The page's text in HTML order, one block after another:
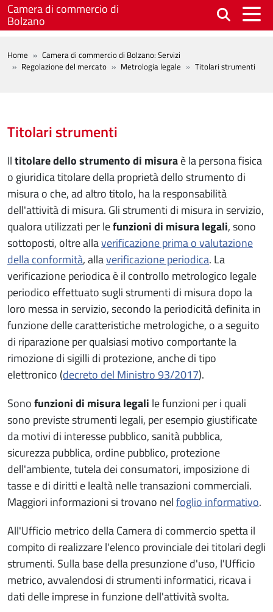
Salta al contenuto principale
Camera di commercio di
Bolzano
BREADCRUMB
Home
Camera di commercio di Bolzano: Servizi
Regolazione del mercato
Metrologia legale Titolari strumenti
Titolari strumenti
Iltitolare dello strumento di misuraè la persona fisica
o giuridica titolare della proprietà dello strumento di
misura o che, ad altro titolo, ha la responsabilità
dell'attività di misura. Gli strumenti di misura in servizio,
qualora utilizzati per lefunzioni di misura legali, sono
sottoposti, oltre allaverificazione prima o valutazione
della conformità, allaverificazione periodica. La
verificazione periodica è il controllo metrologico legale
periodico effettuato sugli strumenti di misura dopo la
loro messa in servizio, secondo la periodicità definita in
funzione delle caratteristiche metrologiche, o a seguito
di riparazione per qualsiasi motivo comportante la
rimozione di sigilli di protezione, anche di tipo
elettronico (decreto del Ministro 93/2017).
Sonofunzioni di misura legali le funzioni per i quali
sono previste strumenti legali, per esempio giustificate
da motivi di interesse pubblico, sanità pubblica,
sicurezza pubblica, ordine pubblico, protezione
dell'ambiente, tutela dei consumatori, imposizione di
tasse e di diritti e lealtà nelle transazioni commerciali.
Maggiori informazioni si trovano nelfoglio informativo.
All'Ufficio metrico della Camera di commercio spetta il
compito di realizzare l'elenco provinciale dei titolari degli
strumenti. Sulla base della presunzione d'uso, l'Ufficio
metrico, avvalendosi di strumenti informatici, ricava i
dati delle imprese in funzione dell'attività svolta.